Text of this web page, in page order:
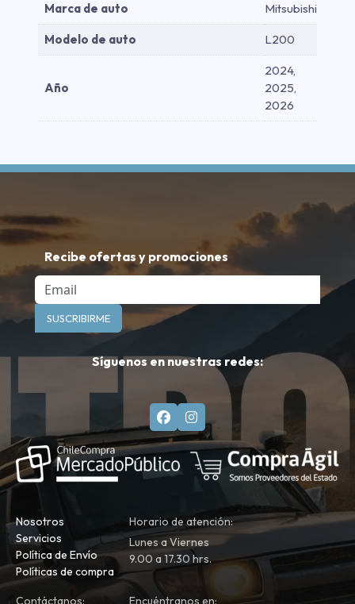
Marca de auto Mitsubishi
Modelo de auto L200
Año
2024,
2025,
2026
Recibe ofertas y promociones
Email
SUSCRIBIRME
Síguenos en nuestras redes:
Nosotros
Servicios
Política de Envío
Políticas de compra
Horario de atención:
Lunes a Viernes
9.00 a 17.30 hrs.
Contáctanos: Encuéntranos en: